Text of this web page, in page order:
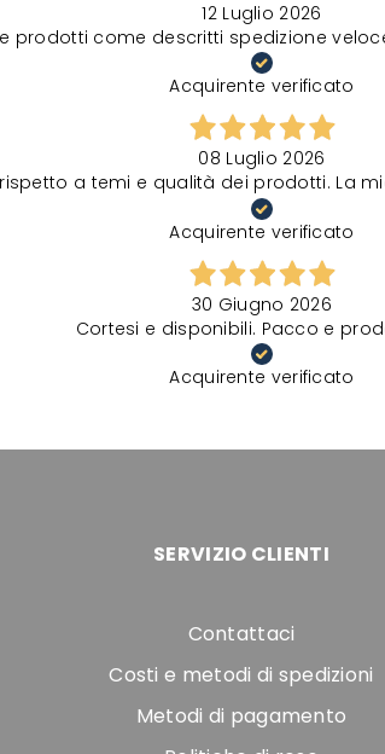
12 Luglio 2026
prodotti come descritti spedizione
Acquirente verificato
08 Luglio 2026
a temi e qualità dei prodotti. La
Acquirente verificato
30 Giugno 2026
Cortesi e disponibili. Pacco e
Acquirente verificato
SERVIZIO CLIENTI
Contattaci
Costi e metodi di spedizioni
Metodi di pagamento